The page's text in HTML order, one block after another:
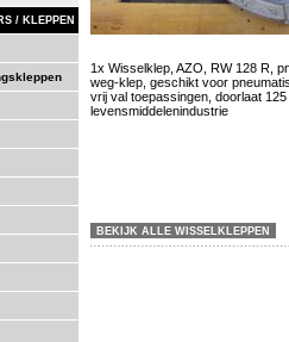
/ KLEPPEN
1x Wisselklep, AZO, RW 128 R,
weg-klep, geschikt voor
vrij val toepassingen, doorlaat
levensmiddelenindustrie
BEKIJK ALLE WISSELKLEPPEN